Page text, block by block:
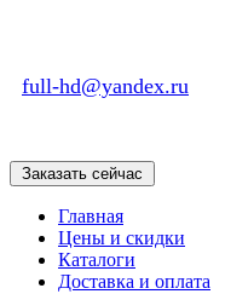
full-hd@yandex.ru
Главная
Цены и скидки
Каталоги
Доставка и оплата